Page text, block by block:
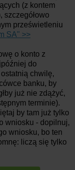
(z kontem
szczegółowo
prześwietleniu
SA" >>
o konto z
do
chwilę,
banku, by
już nie zdążyć,
terminie).
by tam już tylko
wniosku - dopilnuj,
wniosku, bo ten
liczą się tylko